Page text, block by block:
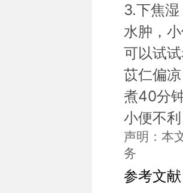
3.下焦
水肿，
可以试
苡仁偏
煮40分
小便不
声明：本
务
参考文